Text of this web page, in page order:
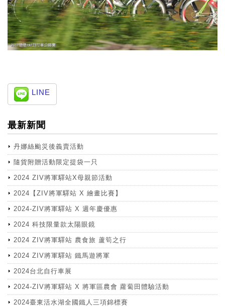
LINE
最新新聞
丹娜絲颱災後義賣活動
隨貨附贈活動限定提袋一只
2024 ZIV將軍驛站X母親節活動
2024【ZIV將軍驛站 X 繪畫比賽】
2024-ZIV將軍驛站 X 週年慶優惠
2024 科技限量款太陽眼鏡
2024 ZIV將軍驛站 農食旅 蘆筍之行
2024 ZIV將軍驛站 鐵馬遊將軍
2024台北自行車展
2024-ZIV將軍驛站 X 將軍區農會 蘿蔔田體驗活動
2024臺東活水湖全國鐵人三項錦標賽